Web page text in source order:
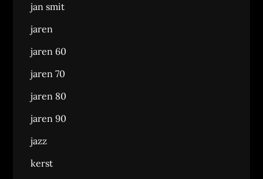
jan smit
jaren
jaren 60
jaren 70
jaren 80
jaren 90
jazz
kerst